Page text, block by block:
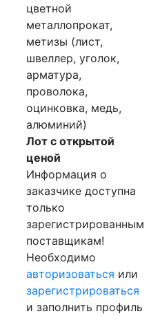
цветной
металлопрокат,
метизы (лист,
швеллер, уголок,
арматура,
проволока,
оцинковка, медь,
алюминий)
Лот с открытой
ценой
Информация о
заказчике доступна
только
зарегистрированным
поставщикам!
Необходимо
авторизоваться или
зарегистрироваться
и заполнить профиль